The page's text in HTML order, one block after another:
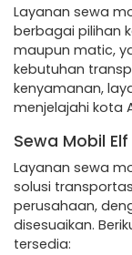
Layanan sewa
berbagai pilihan
maupun matic,
kebutuhan
kenyamanan,
menjelajahi kota
Sewa Mobil
Layanan sewa
solusi
perusahaan,
disesuaikan.
tersedia: